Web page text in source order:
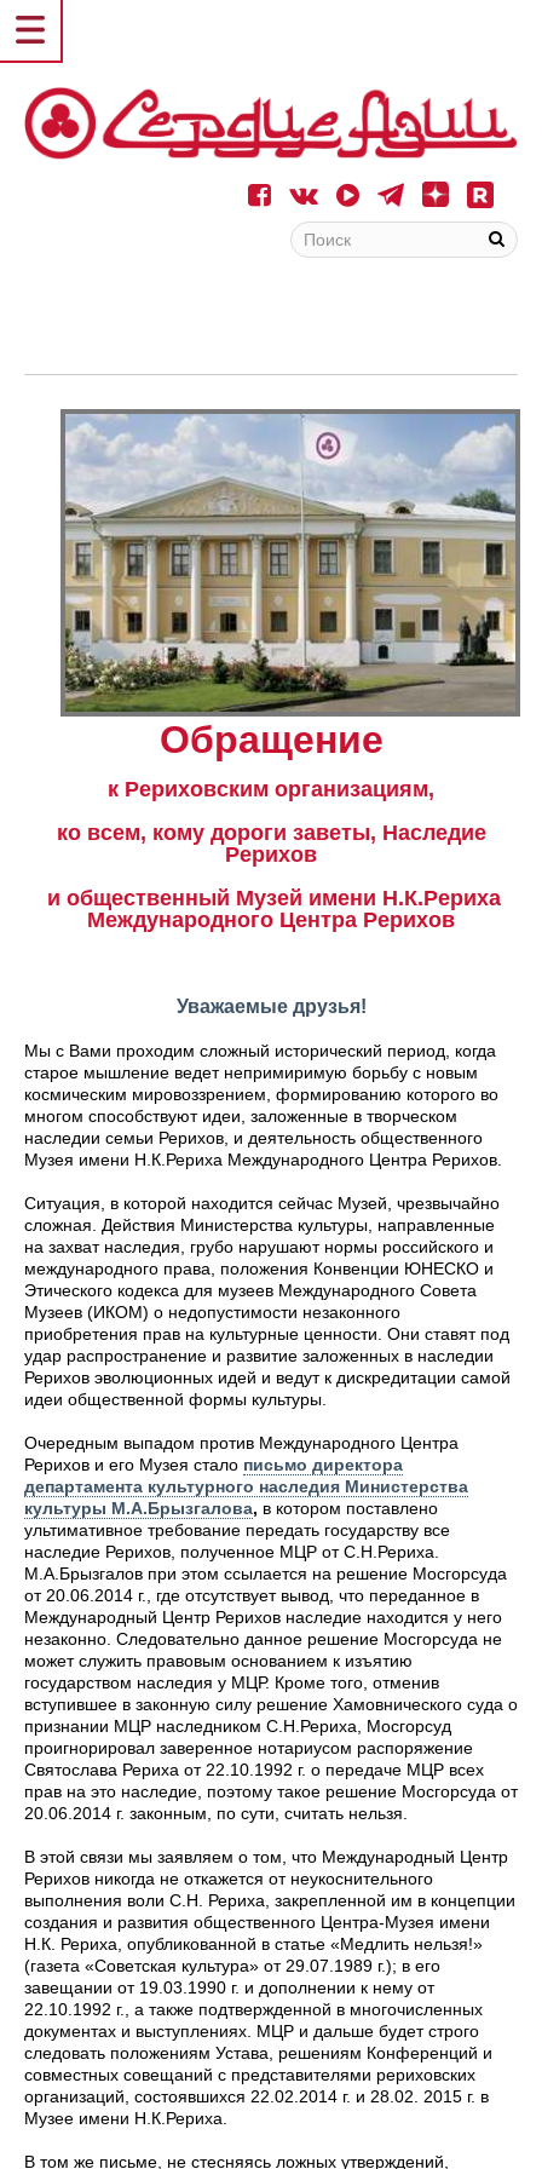
Обращение
к Рериховским организациям,
ко всем, кому дороги заветы, Наследие
Рерихов
и общественный Музей имени Н.К.Рериха
Международного Центра Рерихов
Уважаемые друзья!
Мы с Вами проходим сложный исторический период, когда
старое мышление ведет непримиримую борьбу с новым
космическим мировоззрением, формированию которого во
многом способствуют идеи, заложенные в творческом
наследии семьи Рерихов, и деятельность общественного
Музея имени Н.К.Рериха Международного Центра Рерихов.
Ситуация, в которой находится сейчас Музей, чрезвычайно
сложная. Действия Министерства культуры, направленные
на захват наследия, грубо нарушают нормы российского и
международного права, положения Конвенции ЮНЕСКО и
Этического кодекса для музеев Международного Совета
Музеев (ИКОМ) о недопустимости незаконного
приобретения прав на культурные ценности. Они ставят под
удар распространение и развитие заложенных в наследии
Рерихов эволюционных идей и ведут к дискредитации самой
идеи общественной формы культуры.
Очередным выпадом против Международного Центра
Рерихов и его Музея стало письмо директора
департамента культурного наследия Министерства
культуры М.А.Брызгалова, в котором поставлено
ультимативное требование передать государству все
наследие Рерихов, полученное МЦР от С.Н.Рериха.
М.А.Брызгалов при этом ссылается на решение Мосгорсуда
от 20.06.2014 г., где отсутствует вывод, что переданное в
Международный Центр Рерихов наследие находится у него
незаконно. Следовательно данное решение Мосгорсуда не
может служить правовым основанием к изъятию
государством наследия у МЦР. Кроме того, отменив
вступившее в законную силу решение Хамовнического суда о
признании МЦР наследником С.Н.Рериха, Мосгорсуд
проигнорировал заверенное нотариусом распоряжение
Святослава Рериха от 22.10.1992 г. о передаче МЦР всех
прав на это наследие, поэтому такое решение Мосгорсуда от
20.06.2014 г. законным, по сути, считать нельзя.
В этой связи мы заявляем о том, что Международный Центр
Рерихов никогда не откажется от неукоснительного
выполнения воли С.Н. Рериха, закрепленной им в концепции
создания и развития общественного Центра-Музея имени
Н.К. Рериха, опубликованной в статье «Медлить нельзя!»
(газета «Советская культура» от 29.07.1989 г.); в его
завещании от 19.03.1990 г. и дополнении к нему от
22.10.1992 г., а также подтвержденной в многочисленных
документах и выступлениях. МЦР и дальше будет строго
следовать положениям Устава, решениям Конференций и
совместных совещаний с представителями рериховских
организаций, состоявшихся 22.02.2014 г. и 28.02. 2015 г. в
Музее имени Н.К.Рериха.
В том же письме, не стесняясь ложных утверждений,